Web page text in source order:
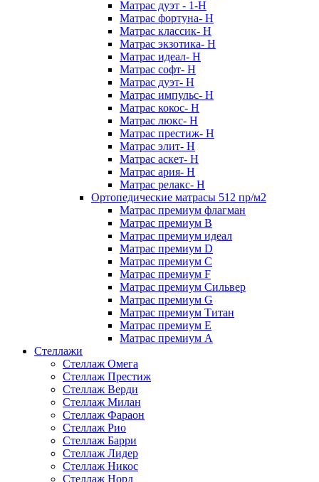
Матрас дуэт - 1-Н
Матрас фортуна- Н
Матрас классик- Н
Матрас экзотика- Н
Матрас идеал- Н
Матрас софт- Н
Матрас дуэт- Н
Матрас импульс- Н
Матрас кокос- Н
Матрас люкс- Н
Матрас престиж- Н
Матрас элит- Н
Матрас аскет- Н
Матрас ария- Н
Матрас релакс- Н
Ортопедические матрасы 512 пр/м2
Матрас премиум флагман
Матрас премиум В
Матрас премиум идеал
Матрас премиум D
Матрас премиум C
Матрас премиум F
Матрас премиум Сильвер
Матрас премиум G
Матрас премиум Титан
Матрас премиум Е
Матрас премиум А
Стеллажи
Стеллаж Омега
Стеллаж Престиж
Стеллаж Верди
Стеллаж Милан
Стеллаж Фараон
Стеллаж Рио
Стеллаж Барри
Стеллаж Лидер
Стеллаж Никос
Стеллаж Норд